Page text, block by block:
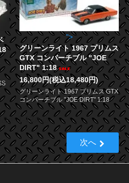
">
グリーンライト 1967 プリムス
GTX コンバーチブル "JOE
DIRT" 1:18
16,800円(税込18,480円)
グリーンライト 1967 プリムス GTX
コンバーチブル "JOE DIRT" 1:18
品中1 12 商品
次へ